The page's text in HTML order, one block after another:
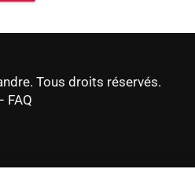
Tous droits réservés.
FAQ